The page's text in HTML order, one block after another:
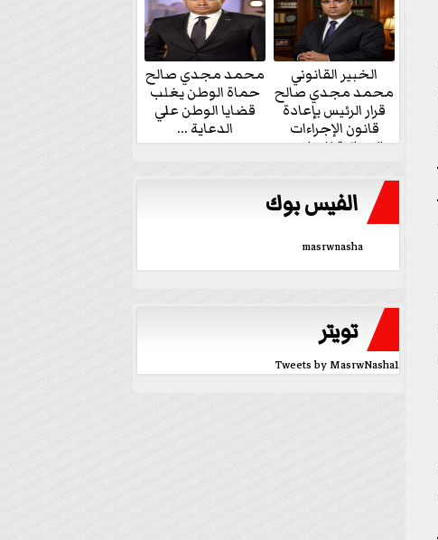
الخبير القانوني
محمد مجدي صالح
قرار الرئيس بإعادة
قانون الإجراءات
الجنائية للنواب...
محمد مجدي صالح
حماة الوطن يغلب
قضايا الوطن علي
الدعاية ...
الفيس بوك
masrwnasha
تويتر
Tweets by MasrwNasha1